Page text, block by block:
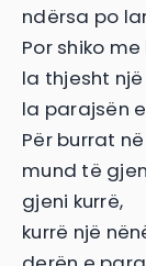
ndërsa po
Por shiko
la thjesht
la parajsën
Për burrat
mund të
gjeni kurrë,
kurrë një